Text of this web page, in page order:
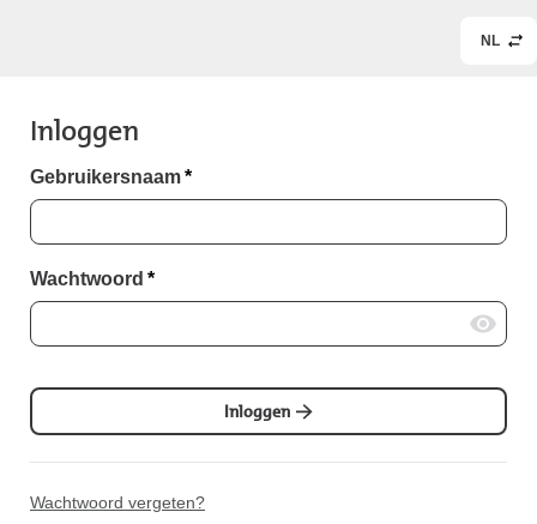
NL
Inloggen
Gebruikersnaam*
Wachtwoord *
Inloggen
Wachtwoord vergeten?